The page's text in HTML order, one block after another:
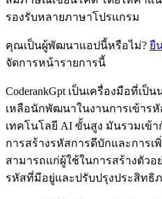
รองรับหลายภาษาโปรแกรม
คุณเป็นผู้พัฒนาแอปนี้หรือไม่? ยื
จัดการหน้ารายการนี้
CoderankGpt เป็นเครื่องมือที่เ
เหลือนักพัฒนาในงานการเข้าร
เทคโนโลยี AI ขั้นสูง มันรวมเข้า
การสร้างรหัสการดีบักและการ
สามารถแก่ผู้ใช้ในการสร้างตัว
รหัสที่มีอยู่และปรับปรุงประสิทธิ